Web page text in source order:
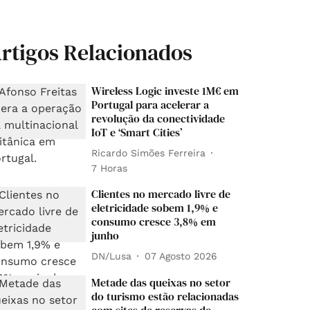
Relacionados
Wireless Logic investe 1M€ em
Portugal para acelerar a
revolução da conectividade
IoT e ‘Smart Cities’
Ricardo Simões Ferreira
7 Horas
Clientes no mercado livre de
eletricidade sobem 1,9% e
consumo cresce 3,8% em
junho
DN/Lusa 07 Agosto 2026
Metade das queixas no setor
do turismo estão relacionadas